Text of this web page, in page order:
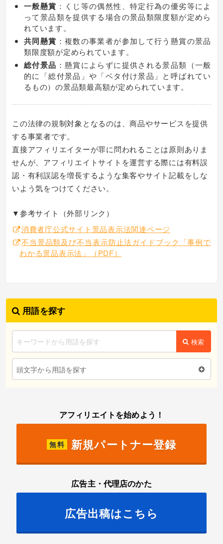
一般懸賞 ：くじ等の偶然性、特定行為の優劣等によ
って景品類を提供する場合の景品類限度額が定めら
れています。
共同懸賞 ：複数の事業者が参加して行う懸賞の景品
類限度額が定められています。
総付景品 ：懸賞によらずに提供される景品類（一般
的に「総付景品」や「ベタ付け景品」と呼ばれてい
るもの）の景品類最高額が定められています。
この法律の規制対象となるのは、商品やサービスを提供
する事業者です。
直接アフィリエイターが罪に問われることは原則ありま
せんが、アフィリエイトサイトを運営する際には有料誤
認・有利誤認を増長するような集客やサイト記載をしな
いよう気をつけてください。
▼参考サイト（外部リンク）
消費者庁公式サイト景品表示法関連ページ
不当景品類及び不当表示防止法ガイドブック「事例で
わかる景品表示法」（PDF）
用語を探す
検索
頭文字から用語を探す
アフィリエイトを始めよう！
無料 新規パートナー登録
広告主・代理店のかた
広告出稿はこちら